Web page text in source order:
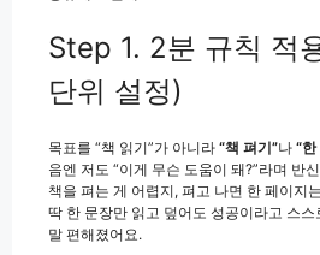
Step 1. 2분 규칙 적
단위 설정)
목표를 “책 읽기”가 아니라 “책 펴기”나 “
음엔 저도 “이게 무슨 도움이 돼?”라며 반
책을 펴는 게 어렵지, 펴고 나면 한 페이지
딱 한 문장만 읽고 덮어도 성공이라고 스
말 편해졌어요.